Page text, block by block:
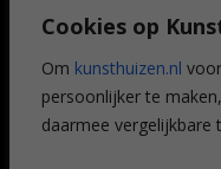
Cookies op
Om kunsthuizen.nl
persoonlijker te
daarmee vergelijkbare
Voordelen
Veelgestelde vragen
CONTACT